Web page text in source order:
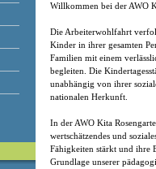
Willkommen bei der AWO
Die Arbeiterwohlfahrt
Kinder in ihrer gesamten
Familien mit einem
begleiten. Die
unabhängig von ihrer
nationalen Herkunft.
In der AWO Kita
wertschätzendes und
Fähigkeiten stärkt und ihre
Grundlage unserer